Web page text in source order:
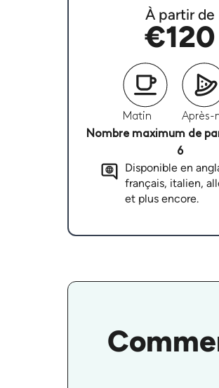
À partir de
€120
Matin
Après-
Nombre maximum de
6
Disponible en
français, italien,
et plus encore.